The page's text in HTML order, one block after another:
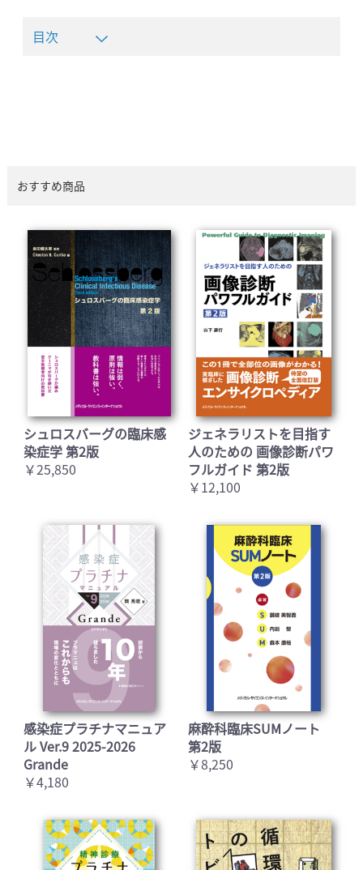
目次
おすすめ商品
シュロスバーグの臨床感
染症学 第2版
￥25,850
ジェネラリストを目指す
人のための 画像診断パワ
フルガイド 第2版
￥12,100
感染症プラチナマニュア
ル Ver.9 2025-2026
Grande
￥4,180
麻酔科臨床SUMノート
第2版
￥8,250